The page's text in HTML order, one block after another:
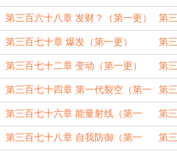
第三百六十八章 发财？（第一更） 第
第三百七十章 爆发（第一更） 第
第三百七十二章 变动（第一更） 第
第三百七十四章 第一代裂空（第一
更）
第
第三百七十六章 能量射线（第一
更）
第
二更
第三百七十八章 自我防御（第一 第